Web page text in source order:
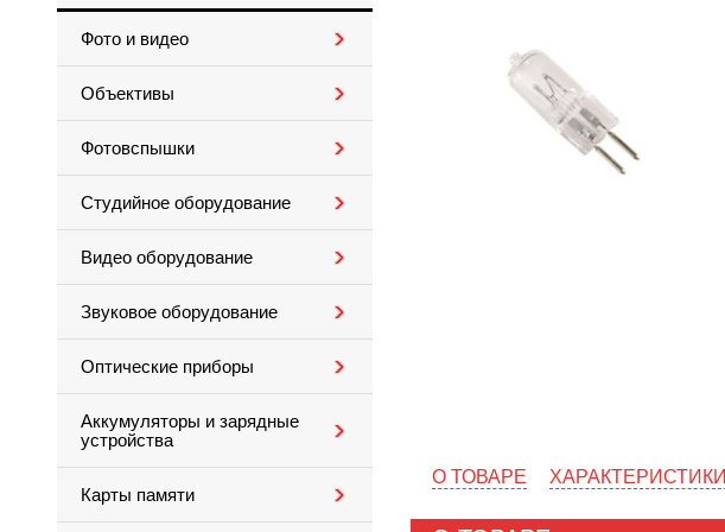
Фото и видео
Объективы
Фотовспышки
Студийное оборудование
Видео оборудование
Звуковое оборудование
Оптические приборы
Аккумуляторы и зарядные
устройства
Карты памяти
О ТОВАРЕ ХАРАКТЕРИСТИКИ